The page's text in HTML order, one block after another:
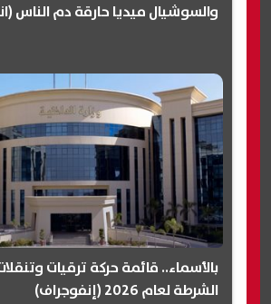
والسوشيال ميديا حارقة دم الناس
بالأسماء.. قائمة حركة ترقيات
الشرطة لعام 2026 (إنفوجراف)